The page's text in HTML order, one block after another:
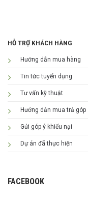
HỖ TRỢ KHÁCH HÀNG
Hướng dẫn mua hàng
Tin tức tuyển dụng
Tư vấn kỹ thuật
Hướng dẫn mua trả góp
Gửi góp ý khiếu nại
Dự án đã thực hiện
FACEBOOK